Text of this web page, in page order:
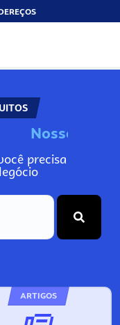
Nosso
precisa
ARTIGOS